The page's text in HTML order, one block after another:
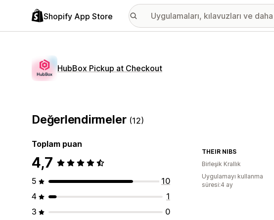
Shopify App Store
HubBox Pickup at Checkout
Değerlendirmeler (12)
Toplam puan
4,7
5
10
4
1
3
0
THEIR NIBS
Birleşik Krallık
Uygulamayı kullanma
süresi:4 ay